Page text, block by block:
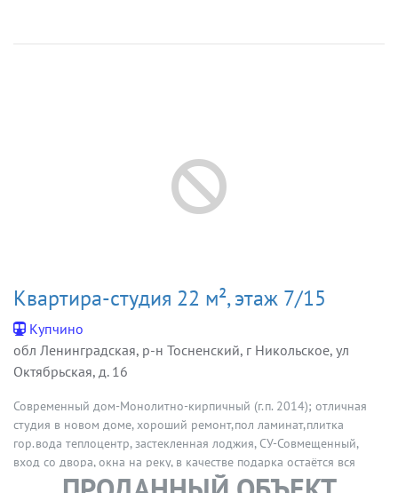
Квартира-студия 22 м², этаж 7/15
Купчино
обл Ленинградская, р-н Тосненский, г Никольское, ул
Октябрьская, д. 16
Современный дом-Монолитно-кирпичный (г.п. 2014); отличная
студия в новом доме, хороший ремонт,пол ламинат,плитка
гор.вода теплоцентр, застекленная лоджия, СУ-Совмещенный,
вход со двора, окна на реку, в качестве подарка остаётся вся
мебель и бытовая техника. До метро Купчино-30 мин на